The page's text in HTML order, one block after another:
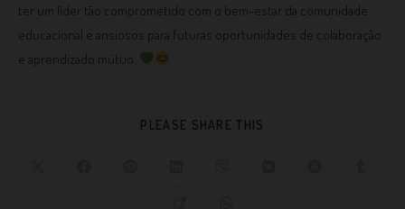
ter um líder tão comprometido com o bem-estar da comunidade
educacional e ansiosos para futuras oportunidades de colaboração
e aprendizado mútuo.
PLEASE SHARE THIS